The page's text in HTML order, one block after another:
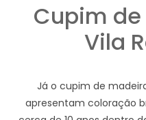
Cupim
Vila
Já o cupim de
apresentam coloração